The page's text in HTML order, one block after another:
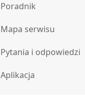
Poradnik
Mapa serwisu
Pytania i odpowiedzi
Aplikacja